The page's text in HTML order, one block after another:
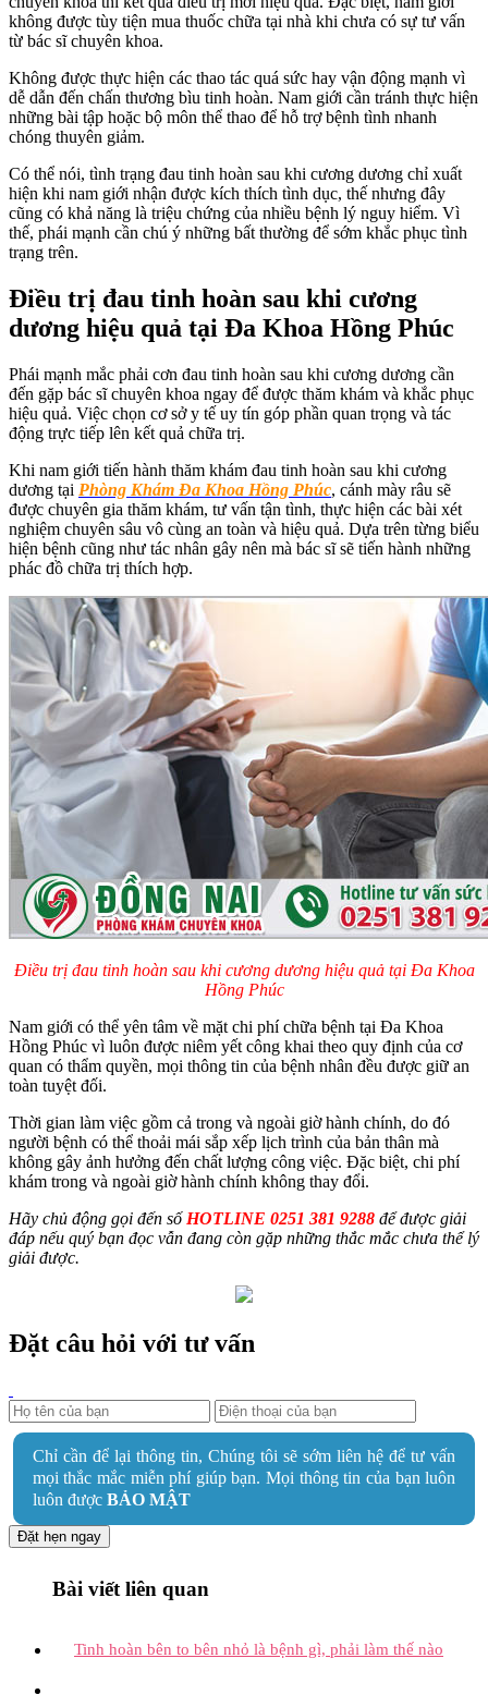
không được tùy tiện mua thuốc chữa tại nhà khi chưa có sự tư vấn
từ bác sĩ chuyên khoa.
Không được thực hiện các thao tác quá sức hay vận động mạnh vì
dễ dẫn đến chấn thương bìu tinh hoàn. Nam giới cần tránh thực hiện
những bài tập hoặc bộ môn thể thao để hỗ trợ bệnh tình nhanh
chóng thuyên giảm.
Có thể nói, tình trạng đau tinh hoàn sau khi cương dương chỉ xuất
hiện khi nam giới nhận được kích thích tình dục, thế nhưng đây
cũng có khả năng là triệu chứng của nhiều bệnh lý nguy hiểm. Vì
thế, phái mạnh cần chú ý những bất thường để sớm khắc phục tình
trạng trên.
Điều trị đau tinh hoàn sau khi cương
dương hiệu quả tại Đa Khoa Hồng Phúc
Phái mạnh mắc phải cơn đau tinh hoàn sau khi cương dương cần
đến gặp bác sĩ chuyên khoa ngay để được thăm khám và khắc phục
hiệu quả. Việc chọn cơ sở y tế uy tín góp phần quan trọng và tác
động trực tiếp lên kết quả chữa trị.
Khi nam giới tiến hành thăm khám đau tinh hoàn sau khi cương
dương tại Phòng Khám Đa Khoa Hồng Phúc, cánh mày râu sẽ
được chuyên gia thăm khám, tư vấn tận tình, thực hiện các bài xét
nghiệm chuyên sâu vô cùng an toàn và hiệu quả. Dựa trên từng biểu
hiện bệnh cũng như tác nhân gây nên mà bác sĩ sẽ tiến hành những
phác đồ chữa trị thích hợp.
Điều trị đau tinh hoàn sau khi cương dương hiệu quả tại Đa Khoa
Hồng Phúc
Nam giới có thể yên tâm về mặt chi phí chữa bệnh tại Đa Khoa
Hồng Phúc vì luôn được niêm yết công khai theo quy định của cơ
quan có thẩm quyền, mọi thông tin của bệnh nhân đều được giữ an
toàn tuyệt đối.
Thời gian làm việc gồm cả trong và ngoài giờ hành chính, do đó
người bệnh có thể thoải mái sắp xếp lịch trình của bản thân mà
không gây ảnh hưởng đến chất lượng công việc. Đặc biệt, chi phí
khám trong và ngoài giờ hành chính không thay đổi.
Hãy chủ động gọi đến số HOTLINE 0251 381 9288 để được giải
đáp nếu quý bạn đọc vẫn đang còn gặp những thắc mắc chưa thể lý
giải được.
Đặt câu hỏi với tư vấn
Chỉ cần để lại thông tin, Chúng tôi sẽ sớm liên hệ để tư vấn
mọi thắc mắc miễn phí giúp bạn. Mọi thông tin của bạn luôn
luôn được BẢO MẬT
Đặt hẹn ngay
Bài viết liên quan
Tinh hoàn bên to bên nhỏ là bệnh gì, phải làm thế nào